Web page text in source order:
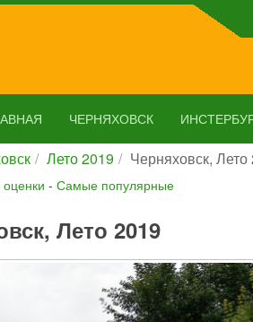
ЧЕРНЯХОВСК
Лето 2019 Черняховск, Лето
- Самые популярные
Лето 2019